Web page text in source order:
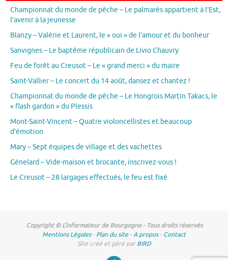
Championnat du monde de pêche – Le palmarès appartient à l’Est,
l’avenir à la jeunesse
Blanzy – Valérie et Laurent, le « oui » de l’amour et du bonheur
Sanvignes – Le baptême républicain de Livio Chauvry
Feu de forêt au Creusot – Le « grand merci » du maire
Saint-Vallier – Le concert du 14 août, dansez et chantez !
Championnat du monde de pêche – Le Hongrois Martin Takacs, le
« flash gardon » du Plessis
Mont-Saint-Vincent – Quatre violoncellistes et beaucoup
d’émotion
Mary – Sept équipes de village et des vachettes
Génelard – Vide-maison et brocante, inscrivez-vous !
Le Creusot – 28 largages effectués, le feu est fixé
Copyright © L'informateur de Bourgogne - Tous droits réservés
Mentions Légales- Plan du site -A propos- Contact
Site créé et géré parBIRD